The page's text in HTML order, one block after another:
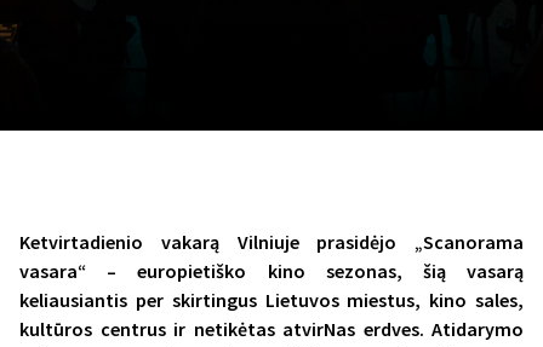
Ketvirtadienio vakarą Vilniuje prasidėjo „Scanorama
vasara“ – europietiško kino sezonas, šią vasarą
keliausiantis per skirtingus Lietuvos miestus, kino sales,
kultūros centrus ir netikėtas atvirNas erdves. Atidarymo